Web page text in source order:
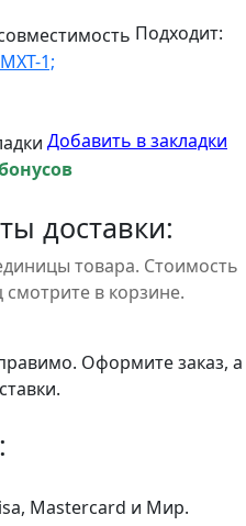
Подходит:
1;
Добавить в закладки
доставки:
товара. Стоимость
смотрите в корзине.
Оформите заказ, а
Mastercard и Мир.